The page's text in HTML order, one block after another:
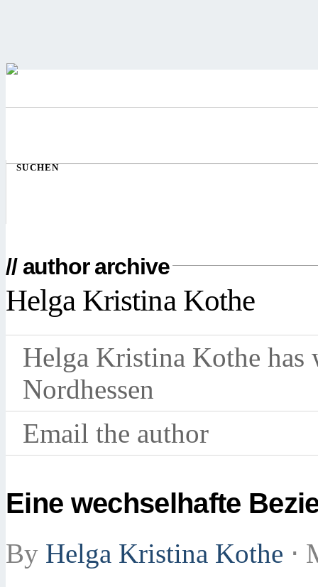
SUCHEN
// author archive
Helga Kristina Kothe
Helga Kristina Kothe has
Nordhessen
Email the author
Eine wechselhafte
By Helga Kristina Kothe ⋅